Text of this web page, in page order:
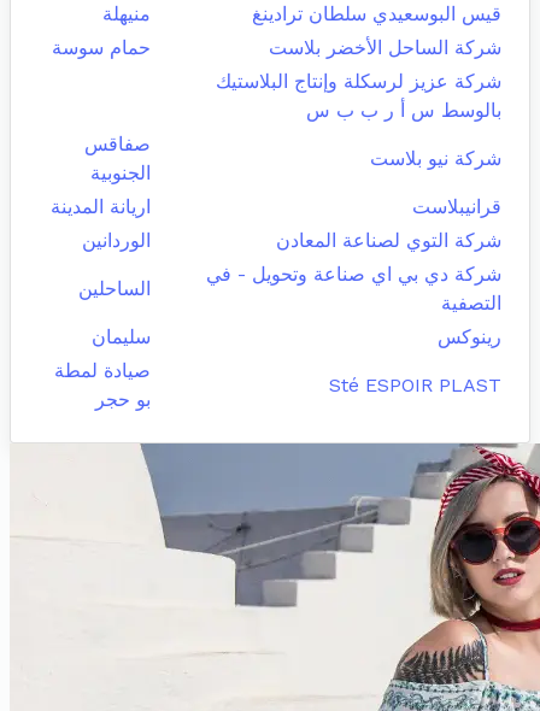
قيس البوسعيدي سلطان ترادينغ
منيهلة
شركة الساحل الأخضر بلاست
حمام سوسة
شركة عزيز لرسكلة وإنتاج البلاستيك
بالوسط س أ ر ب ب س
شركة نيو بلاست
صفاقس
الجنوبية
قرانيبلاست
اريانة المدينة
شركة التوي لصناعة المعادن
الوردانين
شركة دي بي اي صناعة وتحويل - في
التصفية
الساحلين
رينوكس سليمان
Sté ESPOIR PLAST
صيادة لمطة
بو حجر